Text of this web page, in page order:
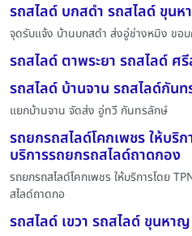
รถสไลด์ บกสดำ รถสไลด์ ขุน
จุดรับแจ้ง บ้านบกสดำ ส่งอู่ช่างหมิง ขอ
รถสไลด์ ตาพระยา รถสไลด์ ศรี
รถสไลด์ บ้านจาน รถสไลด์กัน
แยกบ้านจาน จัดส่ง อู่ทวี กันทรลักษ์
รถยกรถสไลด์โคกเพชร ให้บริ
บริการรถยกรถสไลด์ถาดกอง
รถยกรถสไลด์โคกเพชร ให้บริการโดย
สไลด์ถาดกอ
รถสไลด์ เขวา รถสไลด์ ขุนหาญ